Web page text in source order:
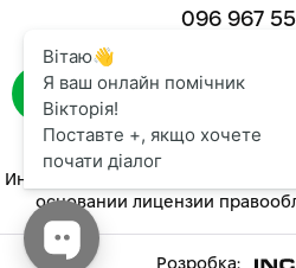
096 967 55
Зворотний
Интернет-магазин «ЯБЛУКОМ™»
основании лицензии